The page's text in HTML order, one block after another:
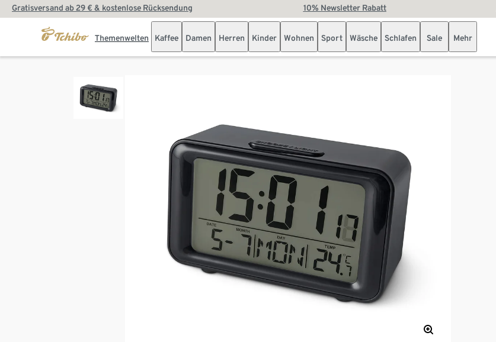
Gratisversand ab 29 € & kostenlose Rücksendung 10% Newsletter Rabatt
Themenwelten Kaffee Damen Herren Kinder Wohnen Sport Wäsche Schlafen Sale Mehr